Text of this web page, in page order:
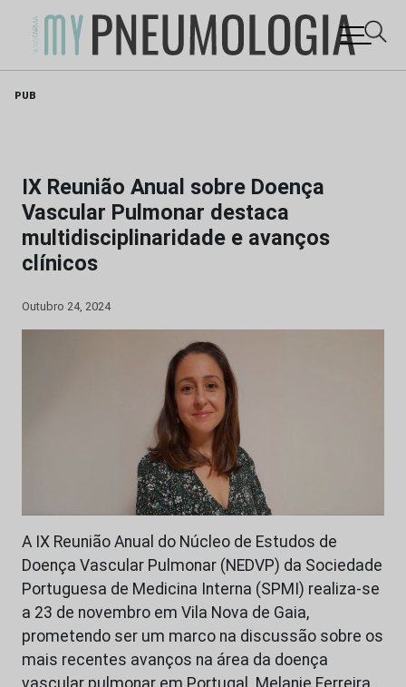
PUB
IX Reunião Anual sobre Doença
Vascular Pulmonar destaca
multidisciplinaridade e avanços
clínicos
Outubro 24, 2024
A IX Reunião Anual do Núcleo de Estudos de
Doença Vascular Pulmonar (NEDVP) da Sociedade
Portuguesa de Medicina Interna (SPMI) realiza-se
a 23 de novembro em Vila Nova de Gaia,
prometendo ser um marco na discussão sobre os
mais recentes avanços na área da doença